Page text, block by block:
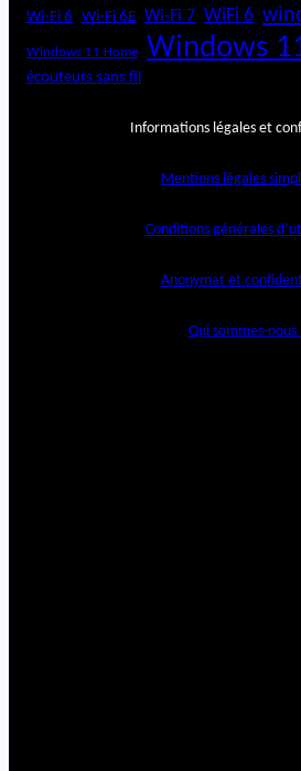
Wi-Fi 6 Wi-Fi 6E Wi-Fi 7 WiFi 6
Windows 11 Home Windows
écouteurs sans fil
Informations légales et
Mentions légales
Conditions générales
Anonymat et
Qui sommes-nous